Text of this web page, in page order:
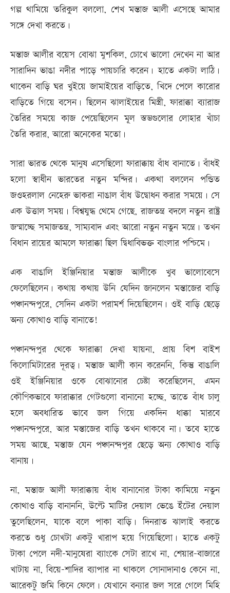
গল্প থামিয়ে তরিকুল বললো, শেখ মন্তাজ আলী এসেছে আমার
সঙ্গে দেখা করতে।
মন্তাজ আলীর বয়েস বোঝা মুশকিল, চোখে ভালো দেখেন না আর
সারাদিন ভাঙা নদীর পাড়ে পায়চারি করেন। হাতে একটা লাঠি।
থাকেন বাড়ি ঘর খুইয়ে জামাইয়ের বাড়িতে, খিদে পেলে কারোর
বাড়িতে গিয়ে বসেন। ছিলেন ঝালাইয়ের মিস্ত্রী, ফারাক্কা ব্যারাজ
তৈরির সময়ে কাজ পেয়েছিলেন মূল স্তম্ভগুলোর লোহার খাঁচা
তৈরি করার, আরো অনেকের মতো।
সারা ভারত থেকে মানুষ এসেছিলো ফারাক্কায় বাঁধ বানাতে। বাঁধই
হলো স্বাধীন ভারতের নতুন মন্দির। একথা বললেন পন্ডিত
জওহরলাল নেহেরু ভাকরা নাঙাল বাঁধ উদ্বোধন করার সময়ে। সে
এক উত্তাল সময়। বিশ্বযুদ্ধ থেমে গেছে, রাজতন্ত্র বদলে নতুন রাষ্ট্র
জন্মাচ্ছে সমাজতন্ত্র, সাম্যবাদ এবং আরো নতুন নতুন মন্ত্রে। তখন
বিধান রায়ের আমলে ফারাক্কা ছিল দ্বিধাবিভক্ত বাংলার পশ্চিমে।
এক বাঙালি ইঞ্জিনিয়ার মন্তাজ আলীকে খুব ভালোবেসে
ফেলেছিলেন। কথায় কথায় উনি যেদিন জানলেন মন্তাজের বাড়ি
পঞ্চানন্দপুরে, সেদিন একটা পরামর্শ দিয়েছিলেন। ওই বাড়ি ছেড়ে
অন্য কোথাও বাড়ি বানাতে!
পঞ্চানন্দপুর থেকে ফারাক্কা দেখা যায়না, প্রায় বিশ বাইশ
কিলোমিটারের দূরত্ব। মন্তাজ আলী কান করেননি, কিন্তু বাঙালি
ওই ইঞ্জিনিয়ার ওকে বোঝানোর চেষ্টা করেছিলেন, এমন
কৌণিকভাবে ফারাক্কার গেটগুলো বানানো হচ্ছে, তাতে বাঁধ চালু
হলে অবধারিত ভাবে জল গিয়ে একদিন ধাক্কা মারবে
পঞ্চানন্দপুরে, আর মন্তাজের বাড়ি তখন থাকবে না। তবে হাতে
সময় আছে, মন্তাজ যেন পঞ্চানন্দপুর ছেড়ে অন্য কোথাও বাড়ি
বানায়।
না, মন্তাজ আলী ফারাক্কায় বাঁধ বানানোর টাকা কামিয়ে নতুন
কোথাও বাড়ি বানাননি, উল্টে মাটির দেয়াল ভেঙে ইঁটের দেয়াল
তুলেছিলেন, যাকে বলে পাকা বাড়ি। দিনরাত ঝালাই করতে
করতে শুধু চোখটা একটু খারাপ হয়ে গিয়েছিলো। হাতে একটু
টাকা পেলে নদী-মানুষেরা ব্যাংকে সেটা রাখে না, শেয়ার-বাজারে
খাটায় না, বিয়ে-শাদির ব্যাপার না থাকলে সোনাদানাও কেনে না,
আরেকটু জমি কিনে ফেলে। যেখানে বন্যার জল সরে গেলে মিহি